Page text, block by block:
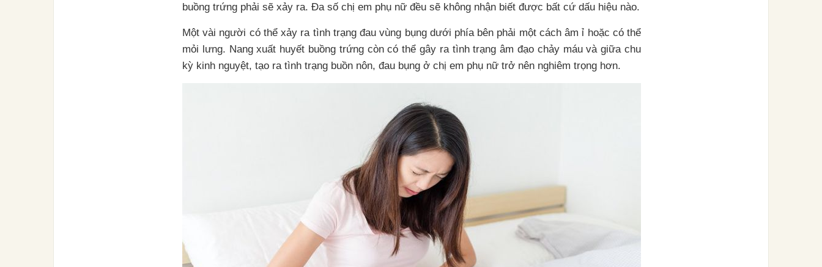
buồng trứng phải sẽ xảy ra. Đa số chị em phụ nữ đều sẽ không nhận biết được bất cứ dấu hiệu nào.
Một vài người có thể xảy ra tình trạng đau vùng bụng dưới phía bên phải một cách âm ỉ hoặc có thể
mỏi lưng. Nang xuất huyết buồng trứng còn có thể gây ra tình trạng âm đạo chảy máu và giữa chu
kỳ kinh nguyệt, tạo ra tình trạng buồn nôn, đau bụng ở chị em phụ nữ trở nên nghiêm trọng hơn.